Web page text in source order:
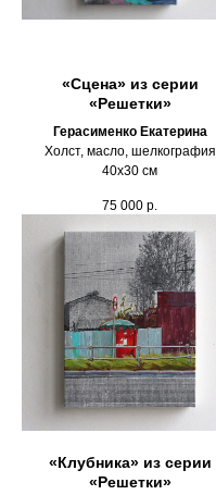
«Сцена» из серии
«Решетки»
Герасименко Екатерина
Холст, масло, шелкография
40х30 см
75 000 р.
«Клубника» из серии
«Решетки»